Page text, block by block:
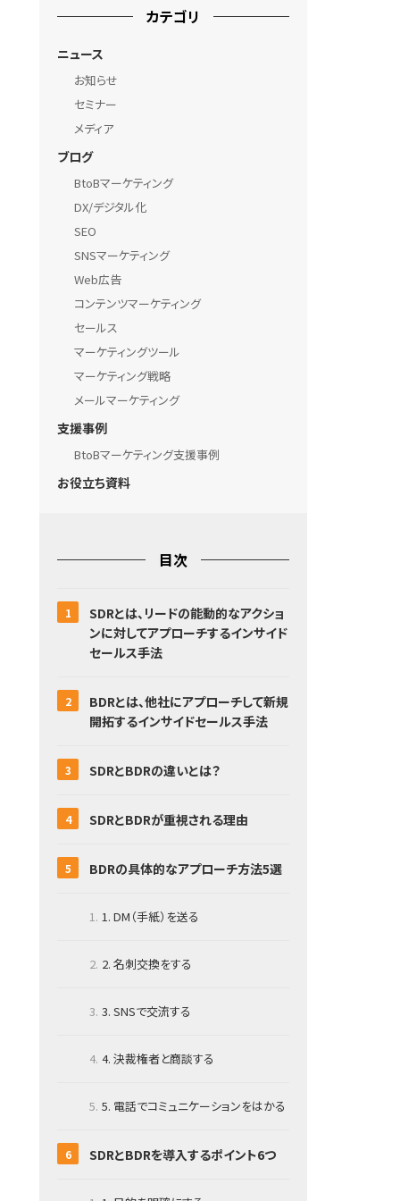
カテゴリ
ニュース
お知らせ
セミナー
メディア
ブログ
BtoBマーケティング
DX/デジタル化
SEO
SNSマーケティング
Web広告
コンテンツマーケティング
セールス
マーケティングツール
マーケティング戦略
メールマーケティング
支援事例
BtoBマーケティング支援事例
お役立ち資料
目次
SDRとは、リードの能動的なアクショ
ンに対してアプローチするインサイド
セールス手法
BDRとは、他社にアプローチして新規
開拓するインサイドセールス手法
SDRとBDRの違いとは？
SDRとBDRが重視される理由
BDRの具体的なアプローチ方法5選
1. DM（手紙）を送る
2. 名刺交換をする
3. SNSで交流する
4. 決裁権者と商談する
5. 電話でコミュニケーションをはかる
SDRとBDRを導入するポイント6つ